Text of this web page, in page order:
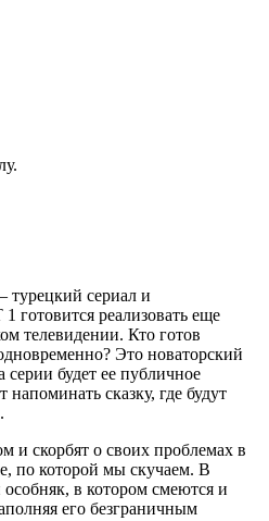
сериал и
готовится реализовать еще
телевидении. Кто готов
Это новаторский
серии будет ее публичное
сказку, где будут
и скорбят о своих проблемах в
по которой мы скучаем. В
в котором смеются и
его безграничным